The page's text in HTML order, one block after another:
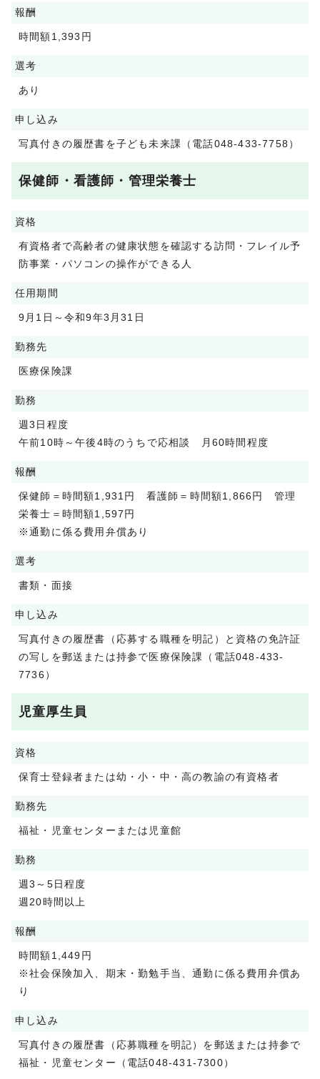
報酬
時間額1,393円
選考
あり
申し込み
写真付きの履歴書を子ども未来課（電話048-433-7758）
保健師・看護師・管理栄養士
資格
有資格者で高齢者の健康状態を確認する訪問・フレイル予
防事業・パソコンの操作ができる人
任用期間
9月1日～令和9年3月31日
勤務先
医療保険課
勤務
週3日程度
午前10時～午後4時のうちで応相談 月60時間程度
報酬
保健師＝時間額1,931円 看護師＝時間額1,866円 管理
栄養士＝時間額1,597円
※通勤に係る費用弁償あり
選考
書類・面接
申し込み
写真付きの履歴書（応募する職種を明記）と資格の免許証
の写しを郵送または持参で医療保険課（電話048-433-
7736）
児童厚生員
資格
保育士登録者または幼・小・中・高の教諭の有資格者
勤務先
福祉・児童センターまたは児童館
勤務
週3～5日程度
週20時間以上
報酬
時間額1,449円
※社会保険加入、期末・勤勉手当、通勤に係る費用弁償あ
り
申し込み
写真付きの履歴書（応募職種を明記）を郵送または持参で
福祉・児童センター（電話048-431-7300）